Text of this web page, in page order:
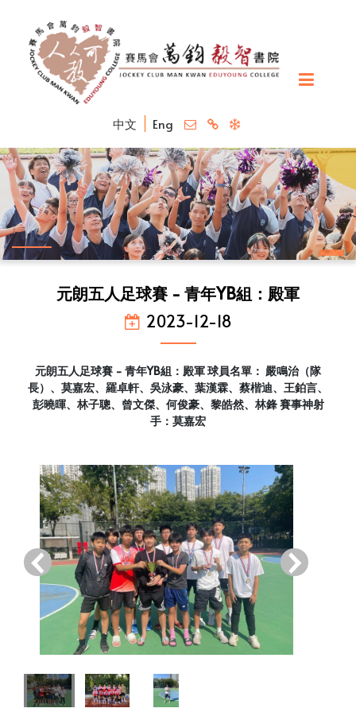
中文 Eng
元朗五人足球賽 - 青年YB組：殿軍
2023-12-18
元朗五人足球賽 - 青年YB組：殿軍 球員名單： 嚴鳴治（隊
長）、莫嘉宏、羅卓軒、吳泳豪、葉漢霖、蔡楷迪、王鉑言、
彭曉暉、林子聰、曾文傑、何俊豪、黎皓然、林鋒 賽事神射
手：莫嘉宏
‹ ›